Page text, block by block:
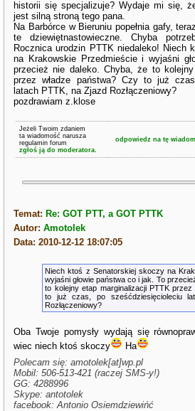
historii się specjalizuje? Wydaje mi się,
jest silną stroną tego pana.
Na Barbórce w Bieruniu popełnia gafy,
te dziewiętnastowieczne. Chyba
Rocznica urodzin PTTK niedaleko! Niech
na Krakowskie Przedmieście i wyjaśni
przecież nie daleko. Chyba, że to
przez władze państwa? Czy to już
latach PTTK, na Zjazd Rozłączeniowy?
pozdrawiam z.klose
Jeżeli Twoim zdaniem
ta wiadomość narusza
regulamin forum
zgłoś ją do moderatora.
odpowiedz na tę
Temat: Re: GOT PTT, a GOT PTTK
Autor:Amotolek
Data: 2010-12-12 18:07:05
Niech ktoś z Senatorskiej skoczy na
wyjaśni głowie państwa co i jak. To
to kolejny etap marginalizacji PTTK przez
to już czas, po sześćdziesięcioleciu
Rozłączeniowy?
Oba Twoje pomysły wydają się
wiec niech ktoś skoczy
Ha
Polecam się: amotolek[at]wp.pl
Mobil: 506-513-421 (raczej SMS-y!)
GG: 4288996
Skype: antotolek
facebook: Antonio Osiemdziewińć